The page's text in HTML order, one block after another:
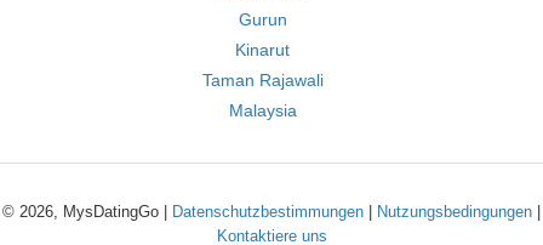
Gurun
Kinarut
Taman Rajawali
Malaysia
© 2026, MysDatingGo | Datenschutzbestimmungen Nutzungsbedingungen
Kontaktiere uns